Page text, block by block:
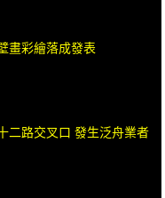
畫彩繪落成發表
二路交叉口 發生泛舟業者